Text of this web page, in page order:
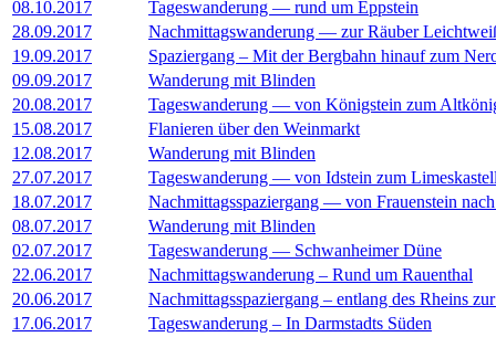
08.10.2017
Tageswanderung — rund um Eppstein
28.09.2017
Nachmittagswanderung — zur Räuber
19.09.2017
Spaziergang – Mit der Bergbahn hinauf zum
09.09.2017
Wanderung mit Blinden
20.08.2017
Tageswanderung — von Königstein zum
15.08.2017
Flanieren über den Weinmarkt
12.08.2017
Wanderung mit Blinden
27.07.2017
Tageswanderung — von Idstein zum
18.07.2017
Nachmittagsspaziergang — von Frauenstein
08.07.2017
Wanderung mit Blinden
02.07.2017
Tageswanderung — Schwanheimer Düne
22.06.2017
Nachmittagswanderung – Rund um Rauenthal
20.06.2017
Nachmittagsspaziergang – entlang des Rheins
17.06.2017
Tageswanderung – In Darmstadts Süden